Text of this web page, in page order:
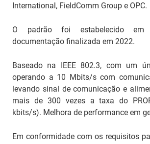
International, FieldComm Group e OPC.
O padrão foi estabelecido
documentação finalizada em 2022.
Baseado na IEEE 802.3, com um
operando a 10 Mbits/s com
levando sinal de comunicação e
mais de 300 vezes a taxa do
kbits/s). Melhora de performance em
Em conformidade com os requisitos